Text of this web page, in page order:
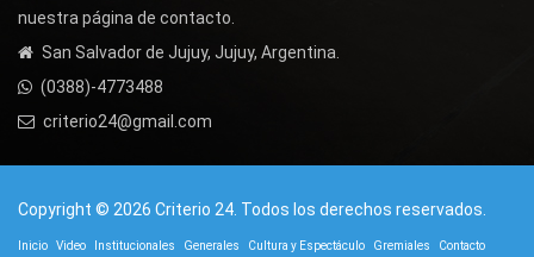
nuestra página de contacto.
San Salvador de Jujuy, Jujuy, Argentina.
(0388)-4773488
criterio24@gmail.com
Copyright © 2026 Criterio 24. Todos los derechos reservados.
Inicio Video Institucionales Generales Cultura y Espectáculo Gremiales Contacto